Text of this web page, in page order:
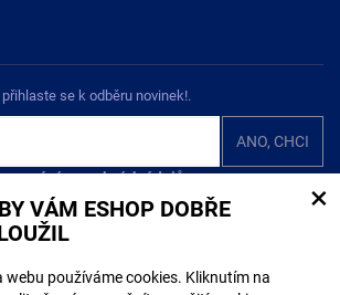
VÁM ESHOP DOBŘE
webu používáme cookies. Kliknutím na
×
se k odběru novinek!.
osobních údajů